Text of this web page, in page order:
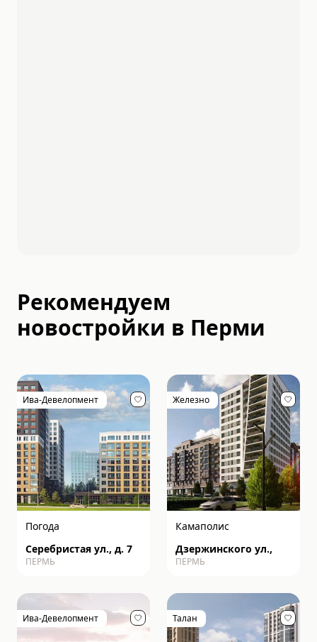
Рекомендуем
новостройки в Перми
Ива-Девелопмент
Погода
Серебристая ул., д. 7
ПЕРМЬ
Железно
Камаполис
Дзержинского ул.,
ПЕРМЬ
Ива-Девелопмент Талан